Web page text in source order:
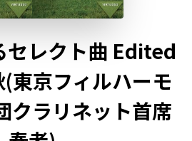
セレクト曲 Edited
東京フィルハーモ
クラリネット首席